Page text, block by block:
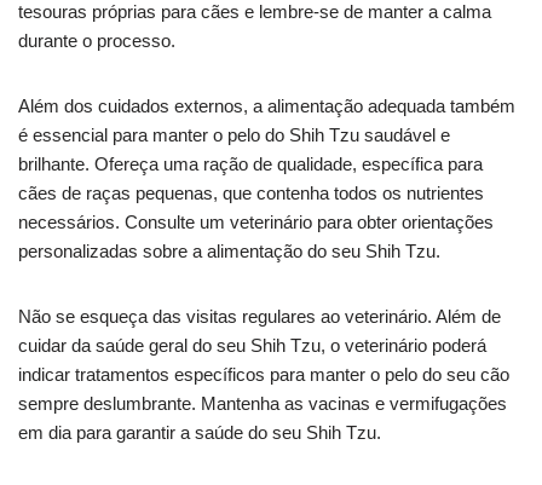
tesouras próprias para cães e lembre-se de manter a calma
durante o processo.
Além dos cuidados externos, a alimentação adequada também
é essencial para manter o pelo do Shih Tzu saudável e
brilhante. Ofereça uma ração de qualidade, específica para
cães de raças pequenas, que contenha todos os nutrientes
necessários. Consulte um veterinário para obter orientações
personalizadas sobre a alimentação do seu Shih Tzu.
Não se esqueça das visitas regulares ao veterinário. Além de
cuidar da saúde geral do seu Shih Tzu, o veterinário poderá
indicar tratamentos específicos para manter o pelo do seu cão
sempre deslumbrante. Mantenha as vacinas e vermifugações
em dia para garantir a saúde do seu Shih Tzu.